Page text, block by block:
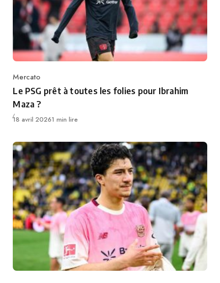
Category
Mercato
Le PSG prêt à toutes les folies pour Ibrahim
Maza ?
Publié
18 avril 20261 min lire